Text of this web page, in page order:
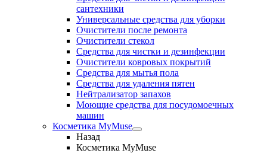
сантехники
Универсальные средства для уборки
Очистители после ремонта
Очистители стекол
Средства для чистки и дезинфекции
Очистители ковровых покрытий
Средства для мытья пола
Средства для удаления пятен
Нейтрализатор запахов
Моющие средства для посудомоечных
машин
Косметика MyMuse
Назад
Косметика MyMuse